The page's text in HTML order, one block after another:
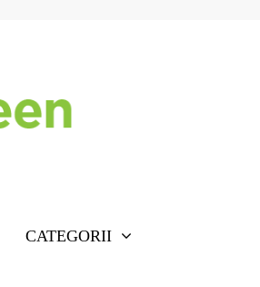
CATEGORII